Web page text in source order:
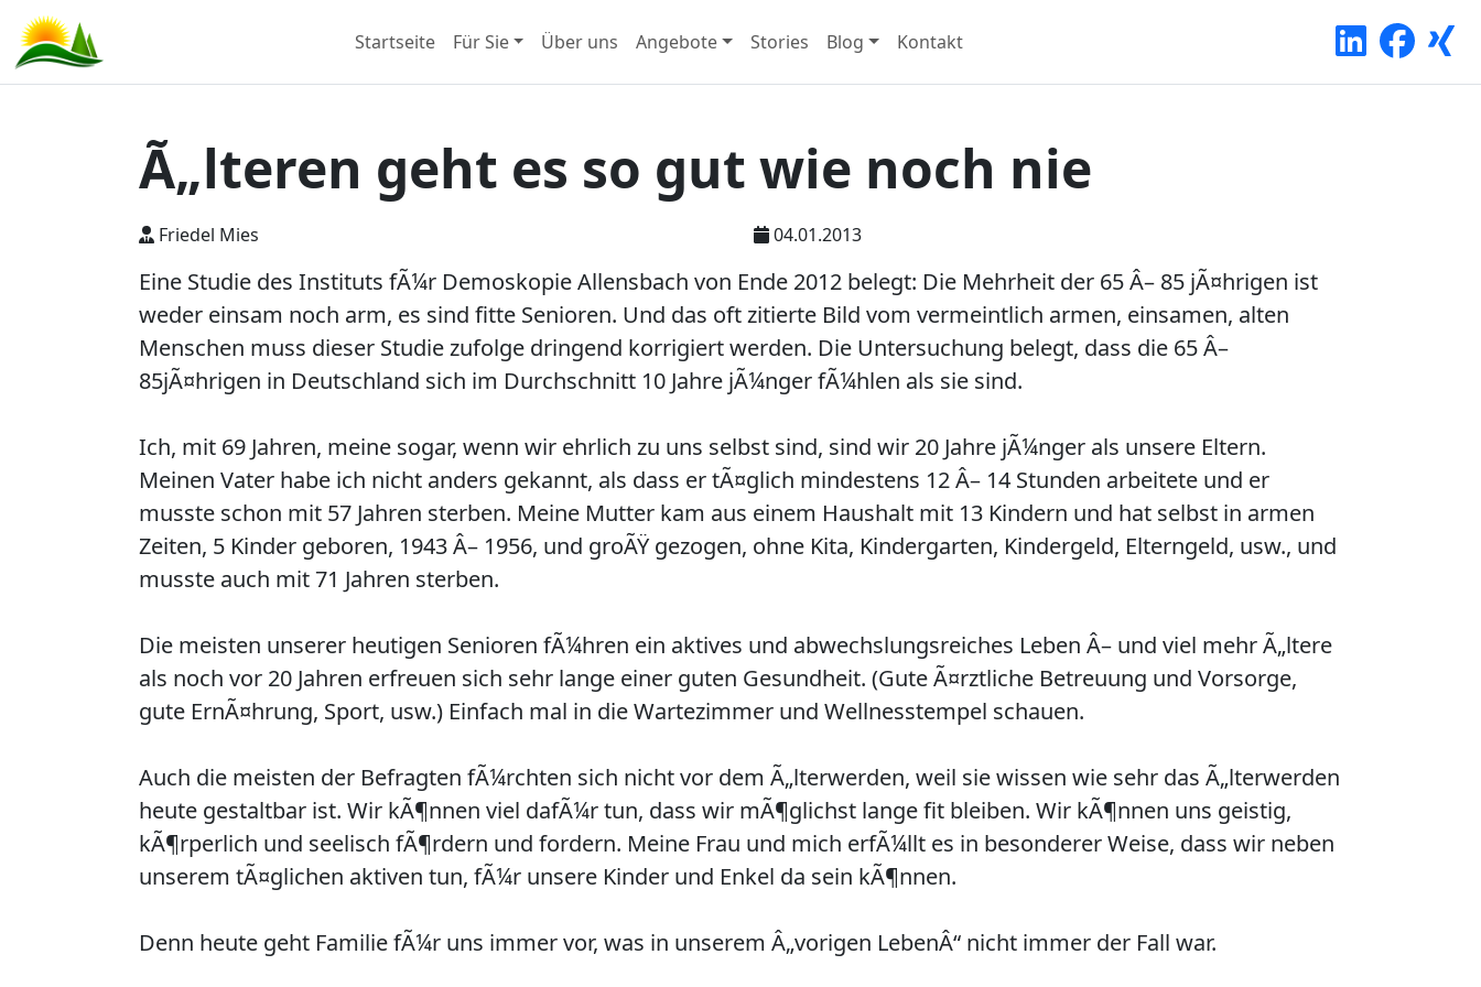
Startseite Für Sie Über uns Angebote Stories Blog Kontakt
Ã„lteren geht es so gut wie noch nie
Friedel Mies 04.01.2013
Eine Studie des Instituts fÃ¼r Demoskopie Allensbach von Ende 2012 belegt: Die Mehrheit der 65 Â– 85 jÃ¤hrigen ist
weder einsam noch arm, es sind fitte Senioren. Und das oft zitierte Bild vom vermeintlich armen, einsamen, alten
Menschen muss dieser Studie zufolge dringend korrigiert werden. Die Untersuchung belegt, dass die 65 Â–
85jÃ¤hrigen in Deutschland sich im Durchschnitt 10 Jahre jÃ¼nger fÃ¼hlen als sie sind.
Ich, mit 69 Jahren, meine sogar, wenn wir ehrlich zu uns selbst sind, sind wir 20 Jahre jÃ¼nger als unsere Eltern.
Meinen Vater habe ich nicht anders gekannt, als dass er tÃ¤glich mindestens 12 Â– 14 Stunden arbeitete und er
musste schon mit 57 Jahren sterben. Meine Mutter kam aus einem Haushalt mit 13 Kindern und hat selbst in armen
Zeiten, 5 Kinder geboren, 1943 Â– 1956, und groÃŸ gezogen, ohne Kita, Kindergarten, Kindergeld, Elterngeld, usw., und
musste auch mit 71 Jahren sterben.
Die meisten unserer heutigen Senioren fÃ¼hren ein aktives und abwechslungsreiches Leben Â– und viel mehr Ã„ltere
als noch vor 20 Jahren erfreuen sich sehr lange einer guten Gesundheit. (Gute Ã¤rztliche Betreuung und Vorsorge,
gute ErnÃ¤hrung, Sport, usw.) Einfach mal in die Wartezimmer und Wellnesstempel schauen.
Auch die meisten der Befragten fÃ¼rchten sich nicht vor dem Ã„lterwerden, weil sie wissen wie sehr das Ã„lterwerden
heute gestaltbar ist. Wir kÃ¶nnen viel dafÃ¼r tun, dass wir mÃ¶glichst lange fit bleiben. Wir kÃ¶nnen uns geistig,
kÃ¶rperlich und seelisch fÃ¶rdern und fordern. Meine Frau und mich erfÃ¼llt es in besonderer Weise, dass wir neben
unserem tÃ¤glichen aktiven tun, fÃ¼r unsere Kinder und Enkel da sein kÃ¶nnen.
Denn heute geht Familie fÃ¼r uns immer vor, was in unserem Â„vorigen LebenÂ“ nicht immer der Fall war.